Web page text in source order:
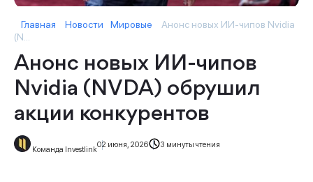
Главная Новости Мировые
Анонс новых ИИ-чипов Nvidia
(N...
Анонс новых ИИ-чипов
Nvidia (NVDA) обрушил
акции конкурентов
Команда Investlink
02 июня, 2026 3 минуты чтения